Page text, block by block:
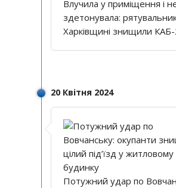
Влучила у приміщення і
здетонувала:
Харківщині знищили
20 Квітня 2024
Потужний удар по